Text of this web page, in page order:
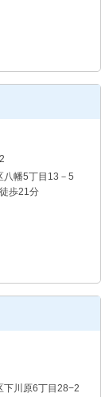
2
八幡5丁目13－5
歩21分
下川原6丁目28−2